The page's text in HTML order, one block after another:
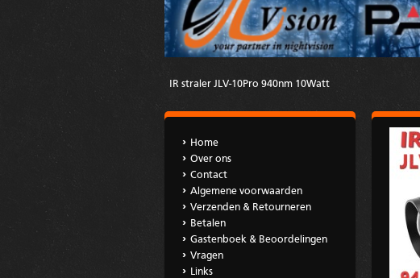
IR straler JLV-10Pro 940nm 10Watt
Home
Over ons
Contact
Algemene voorwaarden
Verzenden & Retourneren
Betalen
Gastenboek & Beoordelingen
Vragen
Links